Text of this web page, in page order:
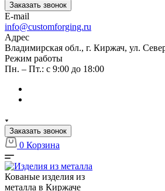
Заказать звонок
E-mail
info@customforging.ru
Адрес
Владимирская обл., г. Киржач, ул.
Режим работы
Пн. – Пт.: с 9:00 до 18:00
Заказать звонок
0 Корзина
Кованые изделия из
металла в Киржаче